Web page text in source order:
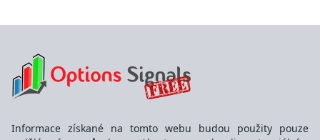
Informace získané na tomto webu budou použity pouze